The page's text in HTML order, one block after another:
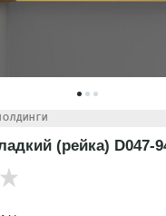
(рейка) D047-